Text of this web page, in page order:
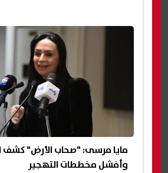
مايا مرسى: "صحاب الأرض" كشف
وأفشل مخططات التهجير